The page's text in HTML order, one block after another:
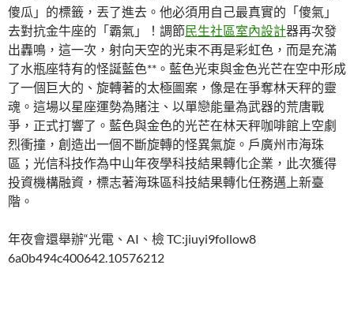
傻瓜」的標籤，丟了進去。他必須用自己最真實的「傻氣」
去對抗金牛座的「霸氣」！調節民生社區室內設計器再次發
出轟鳴，這一次，射向天空的光束不再是彩虹色，而是充滿
了水瓶座特有的怪誕藍色**。藍色光束與金色光芒在空中形成
了一個巨大的、旋轉著的太極圖案，像是在爭奪林天秤的靈
魂。這場以星座運勢為賭注、以單戀能量為武器的荒唐戰
爭，正式打響了。藍色與金色的光芒在林天秤咖啡館上空劇
烈衝撞，創造出一個不斷旋轉的怪異氣旋。戶廣州市海珠
區；光信科技作為中山年夜學科技結果轉化企業，此次獲得
投資機構融資，標志著海珠區科技結果轉化任務邁上新臺
階。
年夜會還舉辦“光電、AI、檢 TC:jiuyi9follow8
6a0b494c400642.10576212